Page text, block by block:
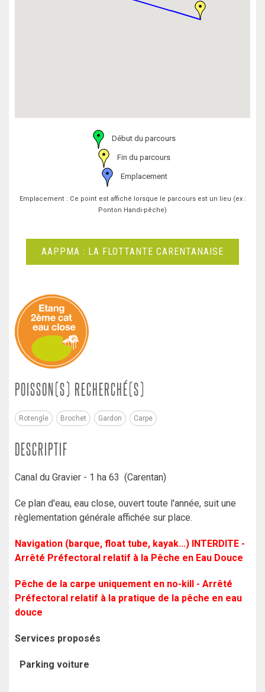
Début du parcours
Fin du parcours
Emplacement
Emplacement : Ce point est affiché lorsque le parcours est un lieu (ex :
Ponton Handi-pêche)
AAPPMA : LA FLOTTANTE CARENTANAISE
POISSON(S) RECHERCHÉ(S)
Rotengle Brochet Gardon Carpe
DESCRIPTIF
Canal du Gravier - 1 ha 63 (Carentan)
Ce plan d'eau, eau close, ouvert toute l'année, suit une
règlementation générale affichée sur place.
Navigation (barque, float tube, kayak...) INTERDITE -
Arrêté Préfectoral relatif à la Pêche en Eau Douce
Pêche de la carpe uniquement en no-kill - Arrêté
Préfectoral relatif à la pratique de la pêche en eau
douce
Services proposés
Parking voiture